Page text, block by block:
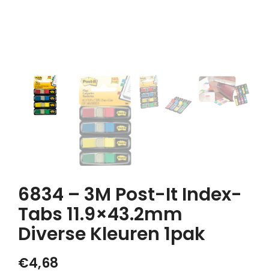
6834 – 3M Post-It Index-
Tabs 11.9×43.2mm
Diverse Kleuren 1pak
€4,68